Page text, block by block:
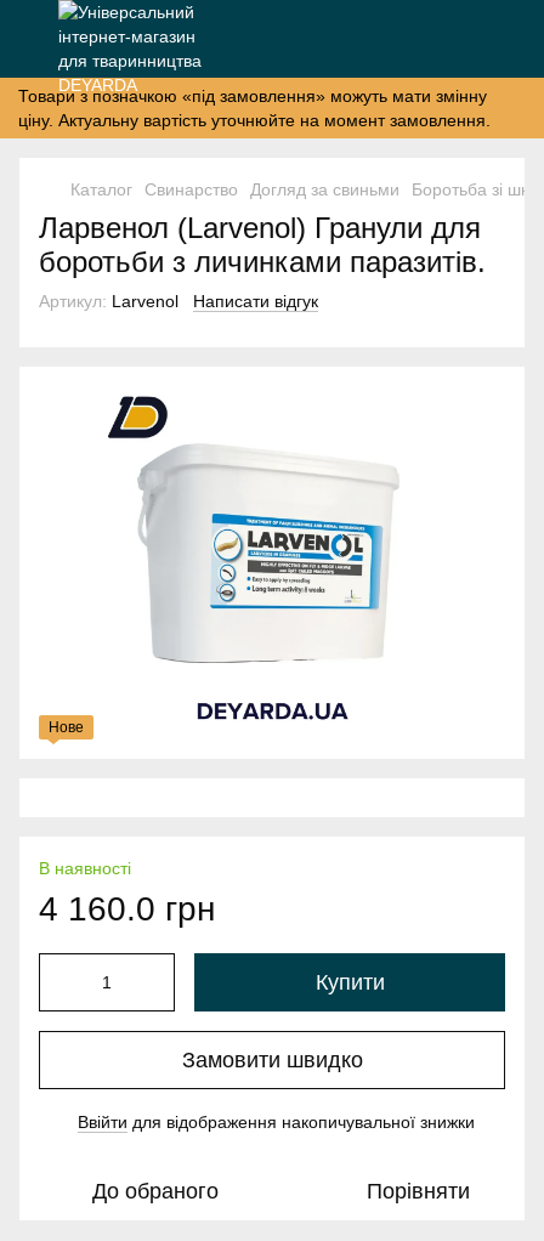
Товари з позначкою «під замовлення» можуть мати змінну
ціну. Актуальну вартість уточнюйте на момент замовлення.
Каталог Свинарство Догляд за свиньми Боротьба зі
Ларвенол (Larvenol) Гранули для
боротьби з личинками паразитів.
Артикул: Larvenol Написати відгук
Нове
В наявності
4 160.0 грн
Купити
Замовити швидко
Ввійти для відображення накопичувальної знижки
До обраного Порівняти